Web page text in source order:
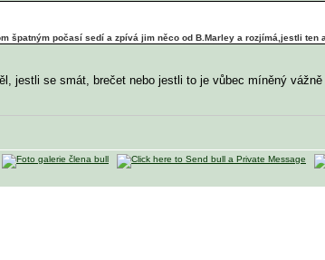
špatným počasí sedí a zpívá jim něco od B.Marley a rozjímá,jestli ten
jestli se smát, brečet nebo jestli to je vůbec míněný vážně